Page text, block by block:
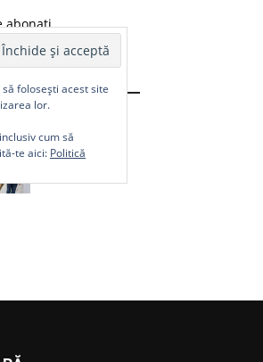
abonați.
folosești acest site
lor.
cum să
te aici: Politică